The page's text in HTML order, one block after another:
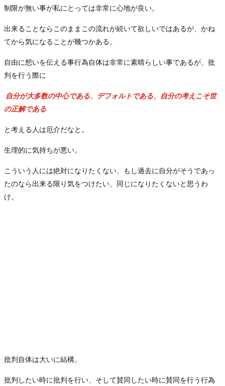
制限が無い事が私にとっては非常に心地が良い。
出来ることならこのままこの流れが続いて欲しいではあるが、かね
てから気になることが幾つかある。
自由に想いを伝える事行為自体は非常に素晴らしい事であるが、批
判を行う際に
自分が大多数の中心である、デフォルトである、自分の考えこそ世
の正解である
と考える人は厄介だなと。
生理的に気持ちが悪い。
こういう人には絶対になりたくない、もし過去に自分がそうであっ
たのなら出来る限り気をつけたい、同じになりたくないと思うわ
け。
批判自体は大いに結構。
批判したい時に批判を行い、そして賛同したい時に賛同を行う行為